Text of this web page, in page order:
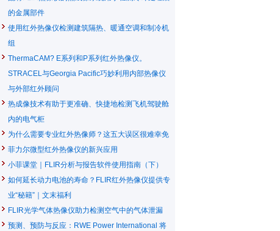
的金属部件
使用红外热像仪检测建筑隔热、暖通空调和制冷机
组
ThermaCAM? E系列和P系列红外热像仪。
STRACEL与Georgia Pacific巧妙利用内部热像仪
与外部红外顾问
热成像技术有助于更准确、快捷地检测飞机驾驶舱
内的电气柜
为什么需要专业红外热像师？这五大误区很难幸免
菲力尔微型红外热像仪的新兴应用
小菲课堂｜FLIR分析与报告软件使用指南（下）
如何延长动力电池的寿命？FLIR红外热像仪提供专
业“秘籍”｜文末福利
FLIR光学气体热像仪助力检测空气中的气体泄漏
预测、预防与反应：RWE Power International 将